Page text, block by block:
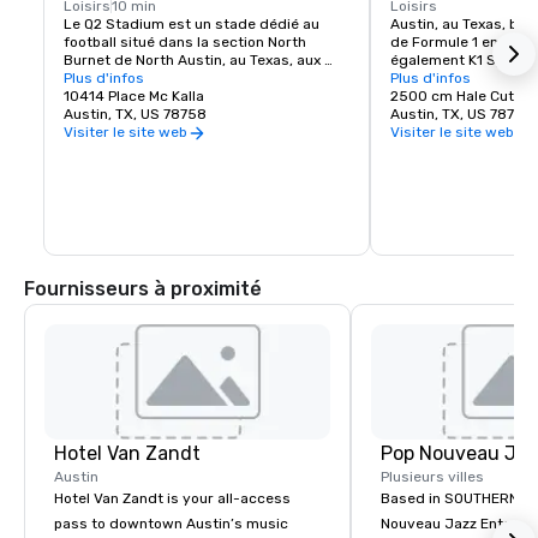
Loisirs10 min
Le Q2 Stadium est un stade dédié au
football situé dans la section North
Burnet de North Austin, au Texas, aux
États-Unis. C'est le domicile de l'Austin
FC, une équipe de la Major League
Soccer qui a commencé à jouer en 2021.
Plus d'infos
10414 Place Mc Kalla
Austin, TX, US 78758
Visiter le site web
Loisirs
Austin, au Texas,
de Formule 1 en
également K1
expérience de
Unis ! Si vous
de F1 par vous-
magasin K1 Speed à
occasionnels ; nos
Speed une
pistes de karting
les plus grandes du
expérience
objectif n'est pas
gens des courses
authentiques et
nous efforçons
atmosphère qui ne
excitante que les
l'expérience de
Plus d'infos
2500 cm Hale Cut,
Austin, TX, US 78758
Visiter le site web
Fournisseurs à proximité
Hotel Van Zandt
Austin
Hotel Van Zandt is your all-access
pass to downtown Austin’s music
Plusieurs villes
Based in SOUTHERN
Nouveau Jazz